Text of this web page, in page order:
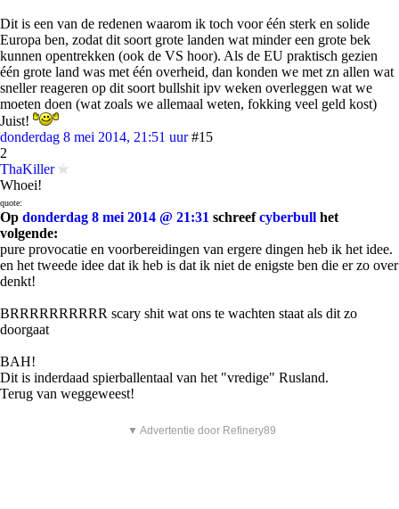
Dit is een van de redenen waarom ik toch voor één sterk en solide
Europa ben, zodat dit soort grote landen wat minder een grote bek
kunnen opentrekken (ook de VS hoor). Als de EU praktisch gezien
één grote land was met één overheid, dan konden we met zn allen wat
sneller reageren op dit soort bullshit ipv weken overleggen wat we
moeten doen (wat zoals we allemaal weten, fokking veel geld kost)
Juist!
donderdag 8 mei 2014, 21:51 uur #15
2
ThaKiller
Whoei!
quote:
Op donderdag 8 mei 2014 @ 21:31 schreefcyberbull het
volgende:
pure provocatie en voorbereidingen van ergere dingen heb ik het idee.
en het tweede idee dat ik heb is dat ik niet de enigste ben die er zo over
denkt!
BRRRRRRRRRR scary shit wat ons te wachten staat als dit zo
doorgaat
BAH!
Dit is inderdaad spierballentaal van het "vredige" Rusland.
Terug van weggeweest!
▼ Advertentie door Refinery89